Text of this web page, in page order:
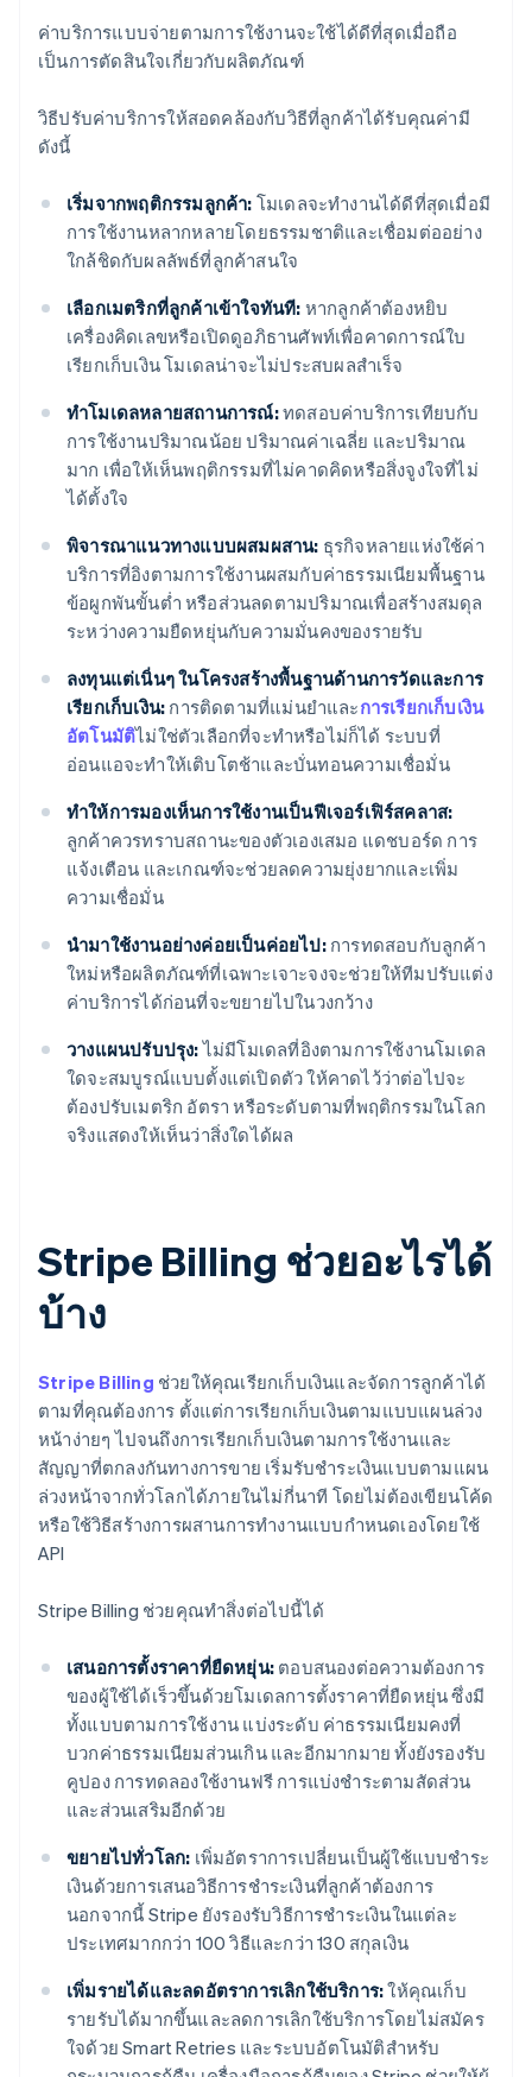
ค่าบริการแบบจ่ายตามการใช้งานจะใช้ได้ดีที่สุดเมื่อถือ
เป็นการตัดสินใจเกี่ยวกับผลิตภัณฑ์
วิธีปรับค่าบริการให้สอดคล้องกับวิธีที่ลูกค้าได้รับคุณค่ามี
ดังนี้
เริ่มจากพฤติกรรมลูกค้า: โมเดลจะทำงานได้ดีที่สุดเมื่อมี
การใช้งานหลากหลายโดยธรรมชาติและเชื่อมต่ออย่าง
ใกล้ชิดกับผลลัพธ์ที่ลูกค้าสนใจ
เลือกเมตริกที่ลูกค้าเข้าใจทันที: หากลูกค้าต้องหยิบ
เครื่องคิดเลขหรือเปิดดูอภิธานศัพท์เพื่อคาดการณ์ใบ
เรียกเก็บเงิน โมเดลน่าจะไม่ประสบผลสำเร็จ
ทำโมเดลหลายสถานการณ์:ทดสอบค่าบริการเทียบกับ
การใช้งานปริมาณน้อย ปริมาณค่าเฉลี่ย และปริมาณ
มาก เพื่อให้เห็นพฤติกรรมที่ไม่คาดคิดหรือสิ่งจูงใจที่ไม่
ได้ตั้งใจ
พิจารณาแนวทางแบบผสมผสาน: ธุรกิจหลายแห่งใช้ค่า
บริการที่อิงตามการใช้งานผสมกับค่าธรรมเนียมพื้นฐาน
ข้อผูกพันขั้นต่ำ หรือส่วนลดตามปริมาณเพื่อสร้างสมดุล
ระหว่างความยืดหยุ่นกับความมั่นคงของรายรับ
ลงทุนแต่เนิ่นๆ ในโครงสร้างพื้นฐานด้านการวัดและการ
เรียกเก็บเงิน: การติดตามที่แม่นยำและการเรียกเก็บเงิน
อัตโนมัติไม่ใช่ตัวเลือกที่จะทำหรือไม่ก็ได้ ระบบที่
อ่อนแอจะทำให้เติบโตช้าและบั่นทอนความเชื่อมั่น
ทำให้การมองเห็นการใช้งานเป็นฟีเจอร์เฟิร์สคลาส:
ลูกค้าควรทราบสถานะของตัวเองเสมอ แดชบอร์ด การ
แจ้งเตือน และเกณฑ์จะช่วยลดความยุ่งยากและเพิ่ม
ความเชื่อมั่น
นำมาใช้งานอย่างค่อยเป็นค่อยไป:การทดสอบกับลูกค้า
ใหม่หรือผลิตภัณฑ์ที่เฉพาะเจาะจงจะช่วยให้ทีมปรับแต่ง
ค่าบริการได้ก่อนที่จะขยายไปในวงกว้าง
วางแผนปรับปรุง:ไม่มีโมเดลที่อิงตามการใช้งานโมเดล
ใดจะสมบูรณ์แบบตั้งแต่เปิดตัว ให้คาดไว้ว่าต่อไปจะ
ต้องปรับเมตริก อัตรา หรือระดับตามที่พฤติกรรมในโลก
จริงแสดงให้เห็นว่าสิ่งใดได้ผล
Stripe Billing ช่วยอะไรได้
บ้าง
Stripe Billing ช่วยให้คุณเรียกเก็บเงินและจัดการลูกค้าได้
ตามที่คุณต้องการ ตั้งแต่การเรียกเก็บเงินตามแบบแผนล่วง
หน้าง่ายๆ ไปจนถึงการเรียกเก็บเงินตามการใช้งานและ
สัญญาที่ตกลงกันทางการขาย เริ่มรับชำระเงินแบบตามแผน
ล่วงหน้าจากทั่วโลกได้ภายในไม่กี่นาที โดยไม่ต้องเขียนโค้ด
หรือใช้วิธีสร้างการผสานการทำงานแบบกำหนดเองโดยใช้
API
Stripe Billing ช่วยคุณทำสิ่งต่อไปนี้ได้
เสนอการตั้งราคาที่ยืดหยุ่น: ตอบสนองต่อความต้องการ
ของผู้ใช้ได้เร็วขึ้นด้วยโมเดลการตั้งราคาที่ยืดหยุ่น ซึ่งมี
ทั้งแบบตามการใช้งาน แบ่งระดับ ค่าธรรมเนียมคงที่
บวกค่าธรรมเนียมส่วนเกิน และอีกมากมาย ทั้งยังรองรับ
คูปอง การทดลองใช้งานฟรี การแบ่งชำระตามสัดส่วน
และส่วนเสริมอีกด้วย
ขยายไปทั่วโลก: เพิ่มอัตราการเปลี่ยนเป็นผู้ใช้แบบชำระ
เงินด้วยการเสนอวิธีการชำระเงินที่ลูกค้าต้องการ
นอกจากนี้ Stripe ยังรองรับวิธีการชำระเงินในแต่ละ
ประเทศมากกว่า 100 วิธีและกว่า 130 สกุลเงิน
เพิ่มรายได้และลดอัตราการเลิกใช้บริการ:ให้คุณเก็บ
รายรับได้มากขึ้นและลดการเลิกใช้บริการโดยไม่สมัคร
ใจด้วย Smart Retries และระบบอัตโนมัติสำหรับ